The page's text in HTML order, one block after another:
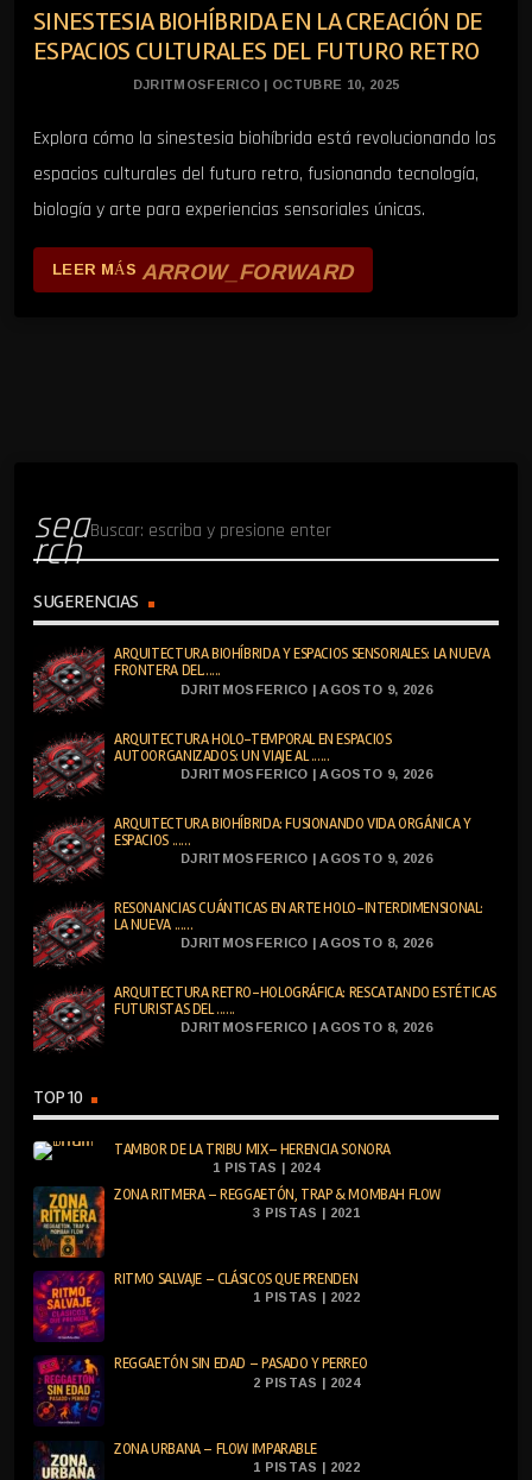
SINESTESIA BIOHÍBRIDA EN LA CREACIÓN DE
ESPACIOS CULTURALES DEL FUTURO RETRO
DJRITMOSFERICO | OCTUBRE 10, 2025
Explora cómo la sinestesia biohíbrida está revolucionando los
espacios culturales del futuro retro, fusionando tecnología,
biología y arte para experiencias sensoriales únicas.
LEER MÁS ARROW_FORWARD
sea
rch
SUGERENCIAS
ARQUITECTURA BIOHÍBRIDA Y ESPACIOS SENSORIALES: LA NUEVA
FRONTERA DEL......
DJRITMOSFERICO | AGOSTO 9, 2026
ARQUITECTURA HOLO-TEMPORAL EN ESPACIOS
AUTOORGANIZADOS: UN VIAJE AL ......
DJRITMOSFERICO | AGOSTO 9, 2026
ARQUITECTURA BIOHÍBRIDA: FUSIONANDO VIDA ORGÁNICA Y
ESPACIOS ......
DJRITMOSFERICO | AGOSTO 9, 2026
RESONANCIAS CUÁNTICAS EN ARTE HOLO-INTERDIMENSIONAL:
LA NUEVA ......
DJRITMOSFERICO | AGOSTO 8, 2026
ARQUITECTURA RETRO-HOLOGRÁFICA: RESCATANDO ESTÉTICAS
FUTURISTAS DEL ......
DJRITMOSFERICO | AGOSTO 8, 2026
TOP 10
TAMBOR DE LA TRIBU MIX– HERENCIA SONORA
1 PISTAS | 2024
ZONA RITMERA – REGGAETÓN, TRAP & MOMBAH FLOW
3 PISTAS | 2021
RITMO SALVAJE – CLÁSICOS QUE PRENDEN
1 PISTAS | 2022
REGGAETÓN SIN EDAD – PASADO Y PERREO
2 PISTAS | 2024
ZONA URBANA – FLOW IMPARABLE
1 PISTAS | 2022